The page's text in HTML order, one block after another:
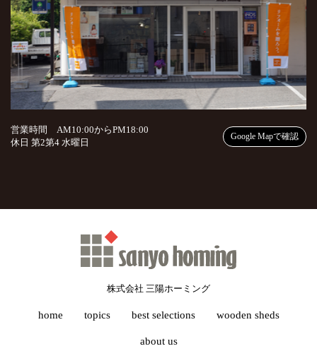
営業時間 AM10:00からPM18:00
休日 第2第4 水曜日
Google Mapで確認
株式会社 三陽ホーミング
home topics best selections wooden sheds
about us